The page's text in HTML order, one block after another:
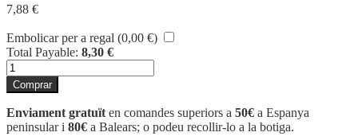
7,88 €
Embolicar per a regal (0,00 €)
Total Payable: 8,30 €
quantitat
de
LUNARIO
2020
Comprar
Enviament gratuït en comandes superiors a 50€ a Espanya
peninsular i 80€ a Balears; o podeu recollir-lo a la botiga.